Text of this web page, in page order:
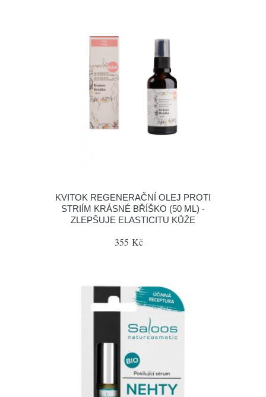
KVITOK REGENERAČNÍ OLEJ PROTI
STRIÍM KRÁSNÉ BŘÍŠKO (50 ML) -
ZLEPŠUJE ELASTICITU KŮŽE
355 Kč